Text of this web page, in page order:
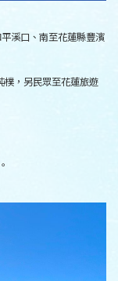
溪口、南至花蓮縣豐濱
樸，另民眾至花蓮旅遊